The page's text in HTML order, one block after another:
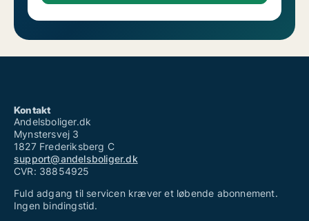
Kontakt
Andelsboliger.dk
Mynstersvej 3
1827 Frederiksberg C
support@andelsboliger.dk
CVR: 38854925
Fuld adgang til servicen kræver et løbende abonnement.
Ingen bindingstid.